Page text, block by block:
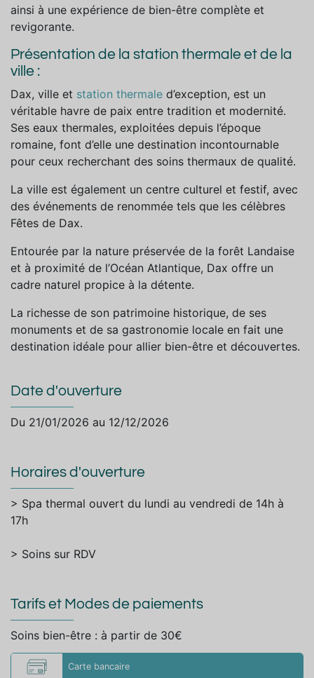
ainsi à une expérience de bien-être complète et
revigorante.
Présentation de la station thermale et de la
ville :
Dax, ville et station thermale d’exception, est un
véritable havre de paix entre tradition et modernité.
Ses eaux thermales, exploitées depuis l’époque
romaine, font d’elle une destination incontournable
pour ceux recherchant des soins thermaux de qualité.
La ville est également un centre culturel et festif, avec
des événements de renommée tels que les célèbres
Fêtes de Dax.
Entourée par la nature préservée de la forêt Landaise
et à proximité de l’Océan Atlantique, Dax offre un
cadre naturel propice à la détente.
La richesse de son patrimoine historique, de ses
monuments et de sa gastronomie locale en fait une
destination idéale pour allier bien-être et découvertes.
Date d'ouverture
Du 21/01/2026 au 12/12/2026
Horaires d'ouverture
> Spa thermal ouvert du lundi au vendredi de 14h à
17h
> Soins sur RDV
Tarifs et Modes de paiements
Soins bien-être : à partir de 30€
Carte bancaire